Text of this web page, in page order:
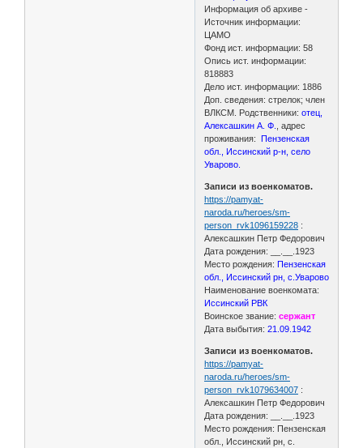
Информация об архиве -
Источник информации:
ЦАМО
Фонд ист. информации: 58
Опись ист. информации:
818883
Дело ист. информации: 1886
Доп. сведения: стрелок; член
ВЛКСМ. Родственники: отец,
Алексашкин А. Ф.
, адрес
проживания:Пензенская
обл., Иссинский р-н, село
Уварово.
Записи из военкоматов.
https://pamyat-
naroda.ru/heroes/sm-
person_rvk1096159228 :
Алексашкин Петр Федорович
Дата рождения: __.__.1923
Место рождения:Пензенская
обл., Иссинский рн, с.Уварово
Наименование военкомата:
Иссинский РВК
Воинское звание:сержант
Дата выбытия:21.09.1942
Записи из военкоматов.
https://pamyat-
naroda.ru/heroes/sm-
person_rvk1079634007 :
Алексашкин Петр Федорович
Дата рождения: __.__.1923
Место рождения: Пензенская
обл., Иссинский рн, с.